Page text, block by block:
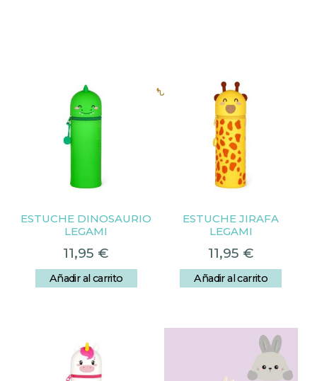
Productos relacionados
ESTUCHE DINOSAURIO
LEGAMI
11,95 €
Añadir al carrito
ESTUCHE JIRAFA
LEGAMI
11,95 €
Añadir al carrito